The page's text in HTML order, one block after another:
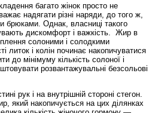
багато жінок просто не
надягати різні наряди, до того ж,
брюками. Однак, власниці такого
дискомфорт і важкість. Жир в
солоними і солодкими
литок і колін починає накопичуватися
до мінімуму кількість солоної і
розвантажувальні безсольові
рук і на внутрішній стороні стегон.
який накопичується на цих ділянках